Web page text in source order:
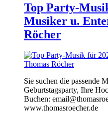
Top Party-
Musiker u.
Röcher
Sie suchen die passende
Geburtstagsparty, Ihre
Buchen:
www.thomasroecher.de